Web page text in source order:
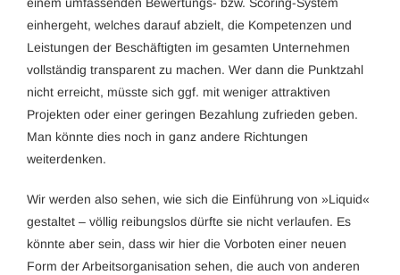
einhergeht, welches darauf abzielt, die Kompetenzen und
Leistungen der Beschäftigten im gesamten Unternehmen
vollständig transparent zu machen. Wer dann die Punktzahl
nicht erreicht, müsste sich ggf. mit weniger attraktiven
Projekten oder einer geringen Bezahlung zufrieden geben.
Man könnte dies noch in ganz andere Richtungen
weiterdenken.
Wir werden also sehen, wie sich die Einführung von »Liquid«
gestaltet – völlig reibungslos dürfte sie nicht verlaufen. Es
könnte aber sein, dass wir hier die Vorboten einer neuen
Form der Arbeitsorganisation sehen, die auch von anderen